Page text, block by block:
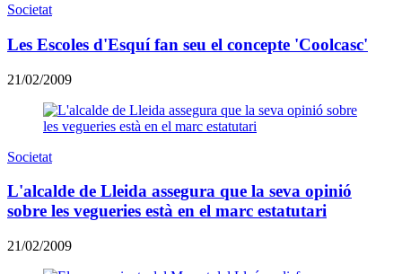
Societat
Les Escoles d'Esquí fan seu el concepte 'Coolcasc'
21/02/2009
Societat
L'alcalde de Lleida assegura que la seva opinió
sobre les vegueries està en el marc estatutari
21/02/2009